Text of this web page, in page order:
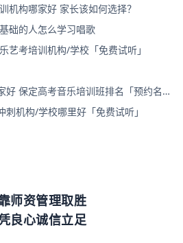
机构哪家好 家长该如何选择？
础的人怎么学习唱歌
艺考培训机构/学校「免费试听」
好 保定高考音乐培训班排名「预约名
机构/学校哪里好「免费试听」
师资管理取胜
良心诚信立足